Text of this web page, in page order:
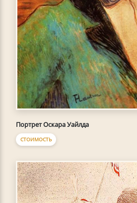
Портрет Оскара Уайлда
СТОИМОСТЬ